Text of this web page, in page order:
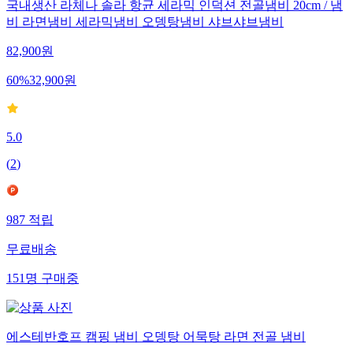
국내생산 라체나 솔라 항균 세라믹 인덕션 전골냄비 20cm / 냄
비 라면냄비 세라믹냄비 오뎅탕냄비 샤브샤브냄비
82,900원
60%32,900원
5.0
(2)
987 적립
무료배송
151 명 구매중
에스테반호프 캠핑 냄비 오뎅탕 어묵탕 라면 전골 냄비